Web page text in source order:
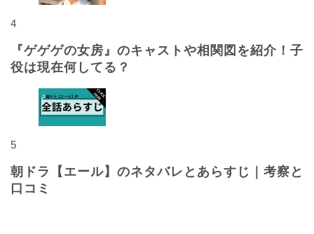
4
『ゲゲゲの女房』のキャストや相関図を紹介！子
役は現在何してる？
5
朝ドラ【エール】のネタバレとあらすじ｜考察と
口コミ